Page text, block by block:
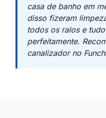
casa de banho em
disso fizeram
todos os ralos e
perfeitamente.
canalizador no